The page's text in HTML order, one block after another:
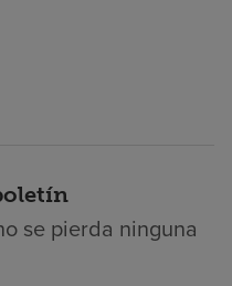
se pierda ninguna